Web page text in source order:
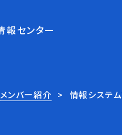
メンバー紹介 情報システ